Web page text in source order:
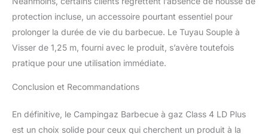
protection incluse, un accessoire pourtant essentiel pour
prolonger la durée de vie du barbecue. Le Tuyau Souple à
Visser de 1,25 m, fourni avec le produit, s’avère toutefois
pratique pour une utilisation immédiate.
Conclusion et Recommandations
En définitive, le Campingaz Barbecue à gaz Class 4 LD Plus
est un choix solide pour ceux qui cherchent un produit à la